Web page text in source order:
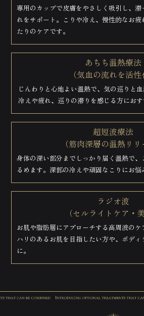
専用のカップで皮膚をやさしく吸引し、
れをサポート。こりや冷え、慢性的なお疲
たりのケアです。
あちち温熱療法
（気血の流れを活性
じんわりと心地よい温熱で、気の巡りと血
冷えや疲れ、巡りの滞りを感じる方におす
超短波療法
（筋肉深層の温熱リリ
身体の深い部分までしっかり届く温熱で
るめます。深部の冷えや頑固なこりにお悩
ラジオ波
（セルライトケア・
お肌や脂肪層にアプローチする高周波のケ
ハリのあるお肌を目指したい方や、ボデ
に。